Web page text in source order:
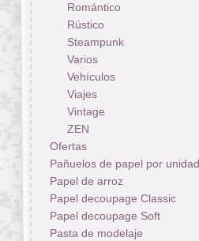
Romántico
Rústico
Steampunk
Varios
Vehículos
Viajes
Vintage
ZEN
Ofertas
Pañuelos de papel por unidad
Papel de arroz
Papel decoupage Classic
Papel decoupage Soft
Pasta de modelaje